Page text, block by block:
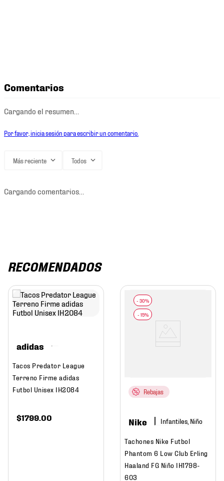
Comentarios
Cargando el resumen…
Por favor, inicia sesión para escribir un comentario.
Más reciente Todos
Cargando comentarios…
RECOMENDADOS
adidas
Tacos Predator League
Terreno Firme adidas
Futbol Unisex IH2084
$1799.00
Rebajas
Nike Infantiles, Niño
Tachones Nike Futbol
Phantom 6 Low Club Erling
Haaland FG Niño IH1798-
603